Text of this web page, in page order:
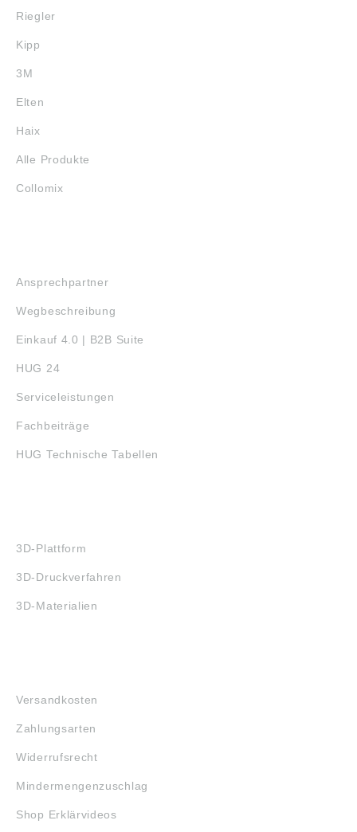
Riegler
Kipp
3M
Elten
Haix
Alle Produkte
Collomix
Ansprechpartner
Wegbeschreibung
Einkauf 4.0 | B2B Suite
HUG 24
Serviceleistungen
Fachbeiträge
HUG Technische Tabellen
3D-Plattform
3D-Druckverfahren
3D-Materialien
Versandkosten
Zahlungsarten
Widerrufsrecht
Mindermengenzuschlag
Shop Erklärvideos